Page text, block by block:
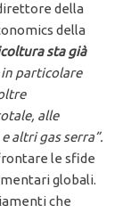
della
della
sta già
in particolare
alle
altri gas serra”.
le sfide
globali.
che